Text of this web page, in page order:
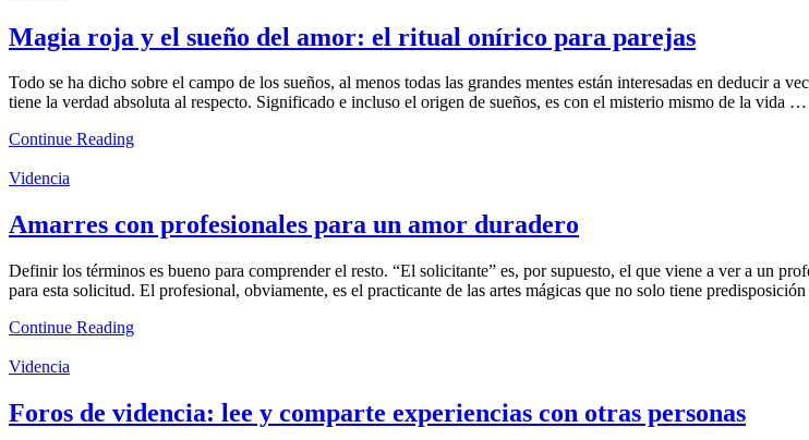
Magia roja y el sueño del amor: el ritual onírico para parejas
Todo se ha dicho sobre el campo de los sueños, al menos todas las grandes mentes están interesadas en deducir a
tiene la verdad absoluta al respecto. Significado e incluso el origen de sueños, es con el misterio mismo de la vida …
Continue Reading
Videncia
Amarres con profesionales para un amor duradero
Definir los términos es bueno para comprender el resto. “El solicitante” es, por supuesto, el que viene a ver a un
para esta solicitud. El profesional, obviamente, es el practicante de las artes mágicas que no solo tiene
Continue Reading
Videncia
Foros de videncia: lee y comparte experiencias con otras personas